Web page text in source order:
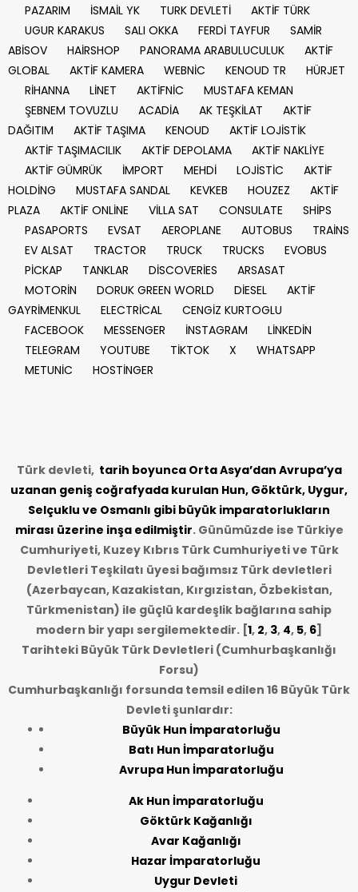
PAZARIM
İSMAİL YK TURK DEVLETİ
AKTİF TÜRK
UGUR KARAKUS
SALI OKKA FERDİ TAYFUR
SAMİR
ABİSOV
HAİRSHOP PANORAMA ARABULUCULUK
AKTİF
GLOBAL
AKTİF KAMERA WEBNİC KENOUD TR
HÜRJET
RİHANNA
LİNET AKTİFNİC
MUSTAFA KEMAN
ŞEBNEM TOVUZLU
ACADİA AK TEŞKİLAT
AKTİF
DAĞITIM
AKTİF TAŞIMA KENOUD
AKTİF LOJİSTİK
AKTİF TAŞIMACILIK
AKTİF DEPOLAMA
AKTİF NAKLİYE
AKTİF GÜMRÜK
İMPORT MEHDİ LOJİSTİC
AKTİF
HOLDİNG
MUSTAFA SANDAL KEVKEB HOUZEZ
AKTİF
PLAZA
AKTİF ONLİNE VİLLA SAT CONSULATE
SHİPS
PASAPORTS
EVSAT AEROPLANE AUTOBUS
TRAİNS
EV ALSAT
TRACTOR TRUCK TRUCKS
EVOBUS
PİCKAP
TANKLAR DİSCOVERİES
ARSASAT
MOTORİN
DORUK GREEN WORLD DİESEL
AKTİF
GAYRİMENKUL
ELECTRİCAL
CENGİZ KURTOGLU
FACEBOOK
MESSENGER İNSTAGRAM
LİNKEDİN
TELEGRAM
YOUTUBE TİKTOK X
WHATSAPP
METUNİC
HOSTİNGER
Türk devleti, tarih boyunca Orta Asya’dan Avrupa’ya
uzanan geniş coğrafyada kurulan Hun, Göktürk, Uygur,
Selçuklu ve Osmanlı gibi büyük imparatorlukların
mirası üzerine inşa edilmiştir. Günümüzde ise Türkiye
Cumhuriyeti, Kuzey Kıbrıs Türk Cumhuriyeti ve Türk
Devletleri Teşkilatı üyesi bağımsız Türk devletleri
(Azerbaycan, Kazakistan, Kırgızistan, Özbekistan,
Türkmenistan) ile güçlü kardeşlik bağlarına sahip
modern bir yapı sergilemektedir. [1, 2, 3, 4, 5, 6]
Tarihteki Büyük Türk Devletleri (Cumhurbaşkanlığı
Forsu)
Cumhurbaşkanlığı forsunda temsil edilen 16 Büyük Türk
Devleti şunlardır:
Büyük Hun İmparatorluğu
Batı Hun İmparatorluğu
Avrupa Hun İmparatorluğu
Ak Hun İmparatorluğu
Göktürk Kağanlığı
Avar Kağanlığı
Hazar İmparatorluğu
Uygur Devleti